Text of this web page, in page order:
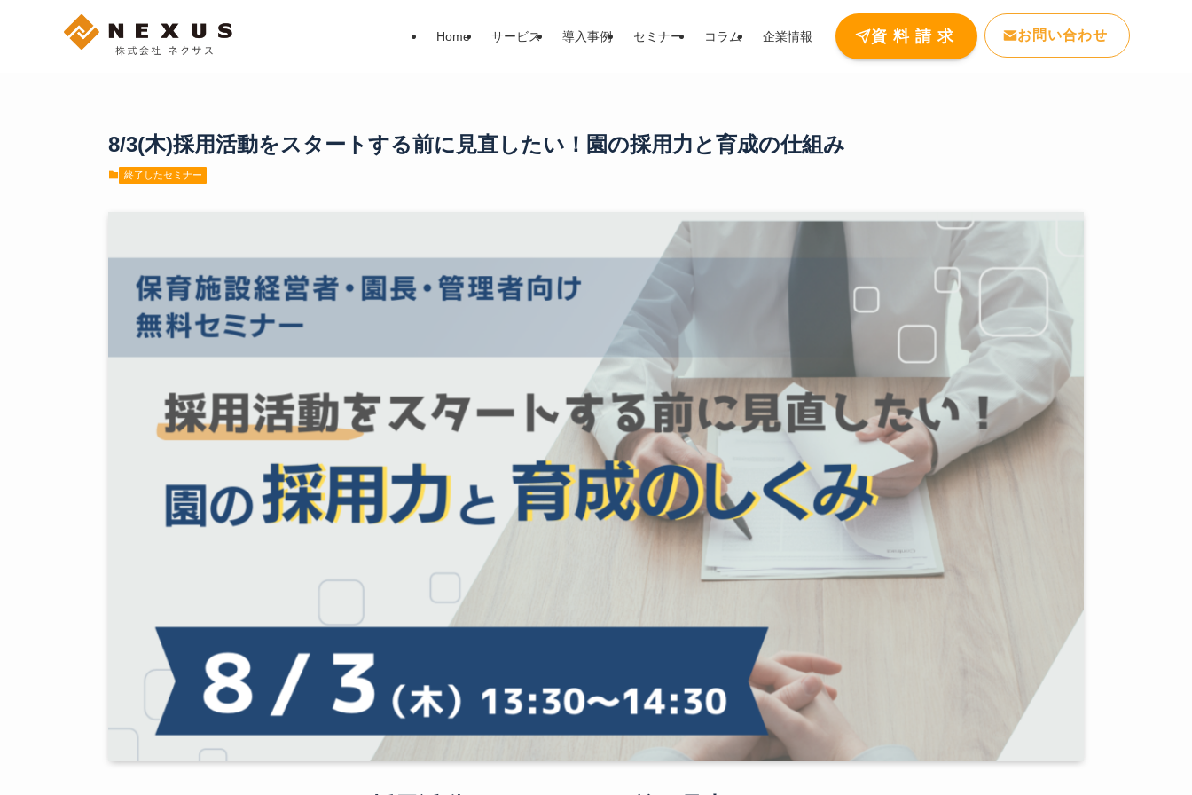
Home サービス 導入事例 セミナー コラム 企業情報 資 料 請 求 お問い合わせ
8/3(木)採用活動をスタートする前に見直したい！園の採用力と育成の仕組み
終了したセミナー